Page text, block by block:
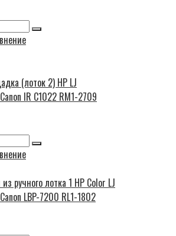
(лоток 2) HP LJ
IR C1022 RM1-2709
ручного лотка 1 HP Color LJ
LBP-7200 RL1-1802